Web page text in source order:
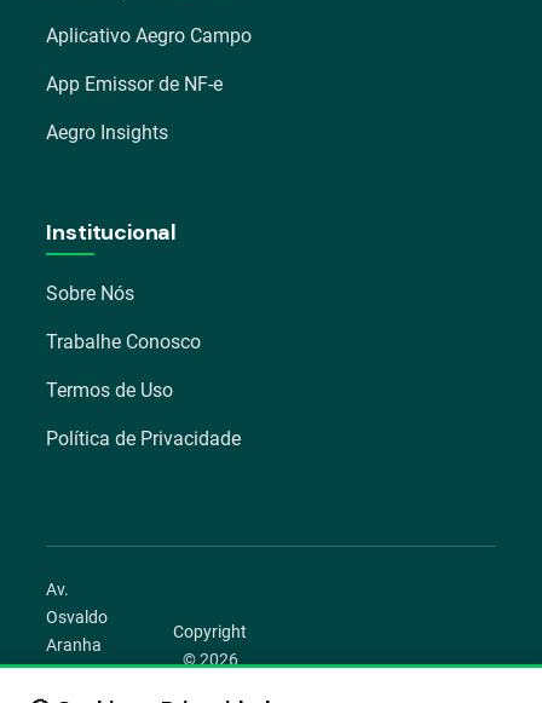
Aplicativo Aegro Campo
App Emissor de NF-e
Aegro Insights
Institucional
Sobre Nós
Trabalhe Conosco
Termos de Uso
Política de Privacidade
Av.
Osvaldo
Aranha
1022 –
Copyright
© 2026